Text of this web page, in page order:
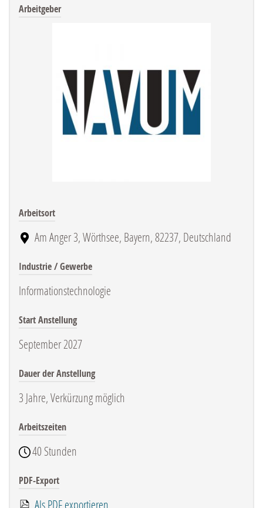
Arbeitgeber
Arbeitsort
Am Anger 3, Wörthsee, Bayern, 82237, Deutschland
Industrie / Gewerbe
Informationstechnologie
Start Anstellung
September 2027
Dauer der Anstellung
3 Jahre, Verkürzung möglich
Arbeitszeiten
40 Stunden
PDF-Export
Als PDF exportieren